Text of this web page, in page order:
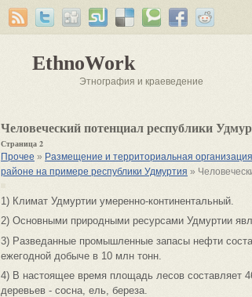
EthnoWork
Этнография и краеведение
Человеческий потенциал республики
Страница 2
Прочее » Размещение и территориальная
районе на примере республики Удмуртия »
1) Климат Удмуртии умеренно-континентальный.
2) Основными природными ресурсами Удмуртии
3) Разведанные промышленные запасы нефти
ежегодной добыче в 10 млн тонн.
4) В настоящее время площадь лесов составляет
деревьев - сосна, ель, береза.